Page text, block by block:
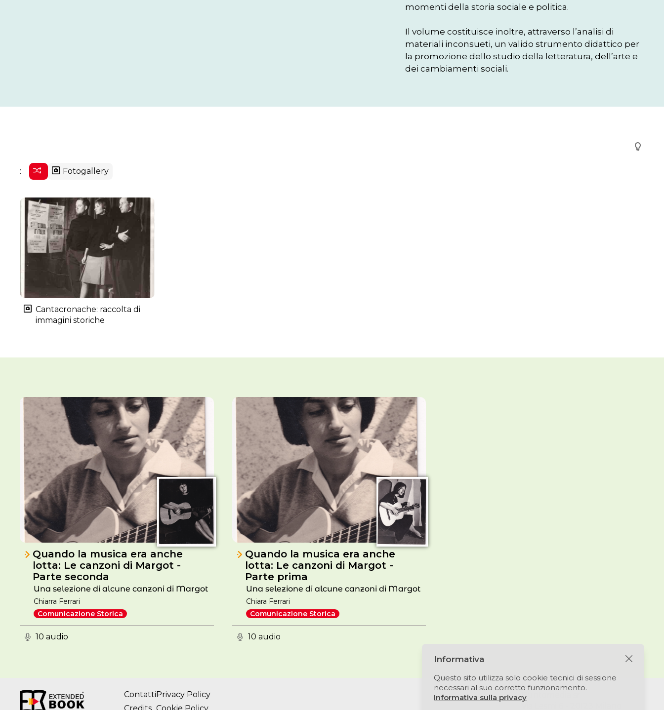
momenti della storia sociale e politica.
Il volume costituisce inoltre, attraverso l’analisi di
materiali inconsueti, un valido strumento didattico per
la promozione dello studio della letteratura, dell’arte e
dei cambiamenti sociali.
: Fotogallery
Cantacronache: raccolta di
immagini storiche
Quando la musica era anche
lotta: Le canzoni di Margot -
Parte seconda
Una selezione di alcune canzoni di Margot
Chiarra Ferrari
Comunicazione Storica
10 audio
Quando la musica era anche
lotta: Le canzoni di Margot -
Parte prima
Una selezione di alcune canzoni di Margot
Chiara Ferrari
Comunicazione Storica
10 audio
ContattiPrivacy Policy
Puntomedia srl
Informativa
Questo sito utilizza solo cookie tecnici di sessione
necessari al suo corretto funzionamento.
Informativa sulla privacy